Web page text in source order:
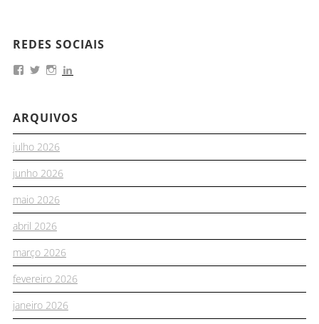
REDES SOCIAIS
ARQUIVOS
julho 2026
junho 2026
maio 2026
abril 2026
março 2026
fevereiro 2026
janeiro 2026